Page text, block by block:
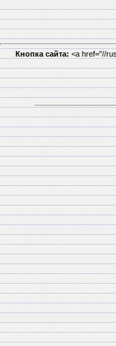
Кнопка сайта: <a href="//